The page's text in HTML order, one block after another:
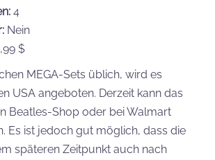
4
Nein
$
MEGA-Sets üblich, wird es
USA angeboten. Derzeit kann das
Beatles-Shop oder bei Walmart
Es ist jedoch gut möglich, dass die
späteren Zeitpunkt auch nach